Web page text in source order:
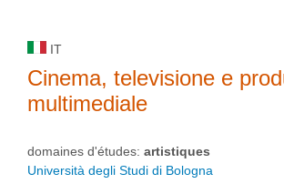
IT
Cinema, televisione e
multimediale
domaines d'études: artistiques
Università degli Studi di Bologna